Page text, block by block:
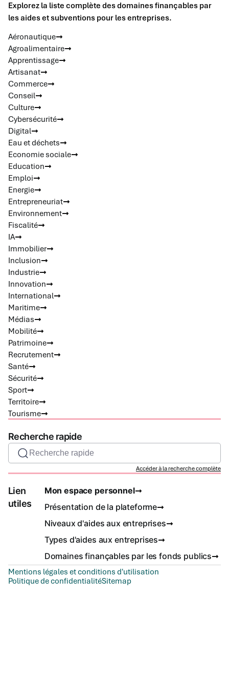
Explorez la liste complète des domaines finançables par
les aides et subventions pour les entreprises.
Aéronautique
Agroalimentaire
Apprentissage
Artisanat
Commerce
Conseil
Culture
Cybersécurité
Digital
Eau et déchets
Economie sociale
Education
Emploi
Energie
Entrepreneuriat
Environnement
Fiscalité
IA
Immobilier
Inclusion
Industrie
Innovation
International
Maritime
Médias
Mobilité
Patrimoine
Recrutement
Santé
Sécurité
Sport
Territoire
Tourisme
Recherche rapide
Recherche rapide
Accéder à la recherche complète
Lien
utiles
Mon espace personnel
Présentation de la plateforme
Niveaux d'aides aux entreprises
Types d'aides aux entreprises
Domaines finançables par les fonds publics
Mentions légales et conditions d'utilisation
Politique de confidentialitéSitemap